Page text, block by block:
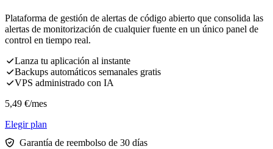
Plataforma de gestión de alertas de código abierto que consolida las
alertas de monitorización de cualquier fuente en un único panel de
control en tiempo real.
Lanza tu aplicación al instante
Backups automáticos semanales gratis
VPS administrado con IA
5,49 €/mes
Elegir plan
Garantía de reembolso de 30 días